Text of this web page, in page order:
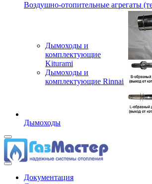
Воздушно-отопительные агрегаты
Дымоходы и
комплектующие
Kiturami
Дымоходы и
комплектующие Rinnai
Дымоходы
Документация